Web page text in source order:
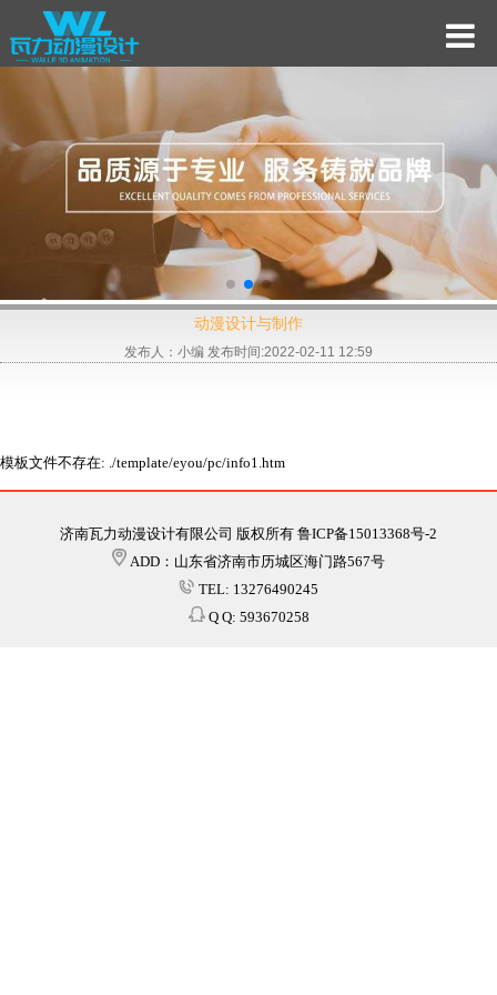
动漫设计与制作
发布人：小编 发布时间:2022-02-11 12:59
模板文件不存在: ./template/eyou/pc/info1.htm
济南瓦力动漫设计有限公司 版权所有 鲁ICP备15013368号-2
ADD：山东省济南市历城区海门路567号
TEL: 13276490245
Q Q: 593670258